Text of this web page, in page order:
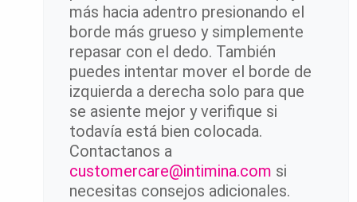
más hacia adentro presionando el
borde más grueso y simplemente
repasar con el dedo. También
puedes intentar mover el borde de
izquierda a derecha solo para que
se asiente mejor y verifique si
todavía está bien colocada.
Contactanos a
customercare@intimina.com si
necesitas consejos adicionales.